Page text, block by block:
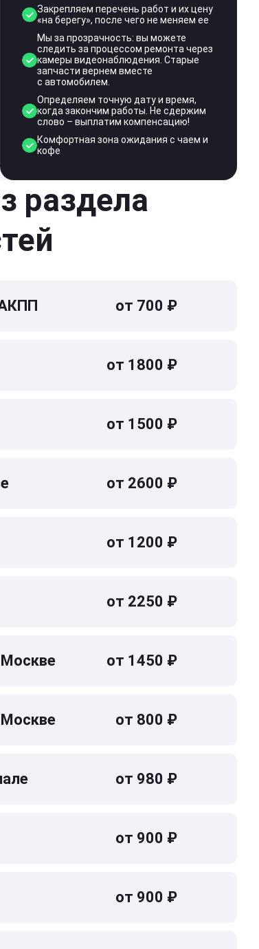
Закрепляем перечень работ и их цену
«на берегу», после чего не меняем ее
Мы за прозрачность: вы можете
следить за процессом ремонта через
камеры видеонаблюдения. Старые
запчасти вернем вместе
с автомобилем.
Определяем точную дату и время,
когда закончим работы. Не сдержим
слово – выплатим компенсацию!
Комфортная зона ожидания с чаем и
кофе
раздела
от 700 ₽
от 1800 ₽
от 1500 ₽
от 2600 ₽
от 1200 ₽
от 2250 ₽
от 1450 ₽
от 800 ₽
от 980 ₽
от 900 ₽
от 900 ₽